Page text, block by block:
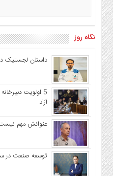
نگاه روز
داستان لجستیک
5 اولویت
آزاد
عنوانش مهم
توسعه صنعت در